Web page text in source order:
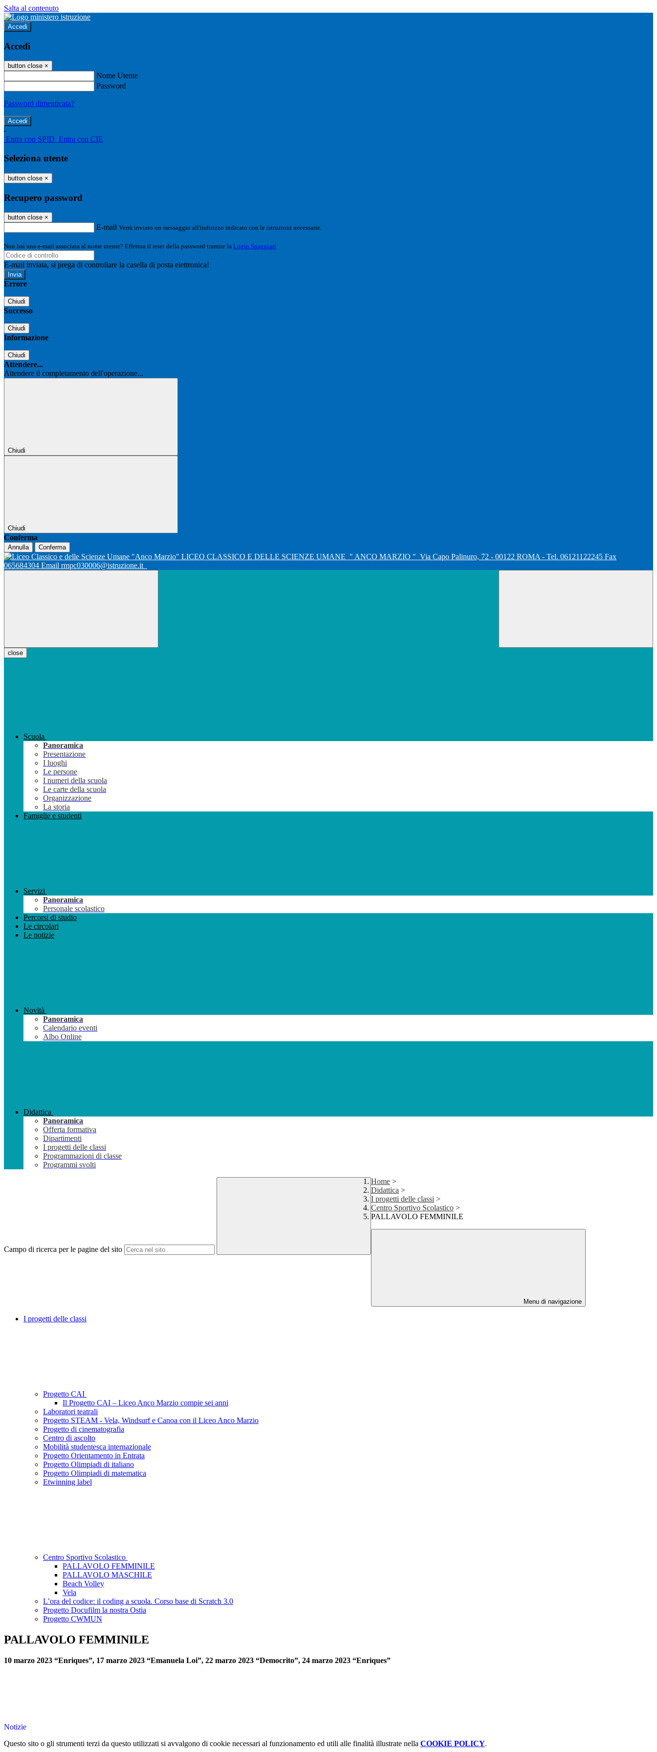
Salta al contenuto
Accedi
Accedi
button close ×
Nome Utente
Password
Password dimenticata?
-
Entra con SPID Entra con CIE
Seleziona utente
button close ×
Recupero password
button close ×
E-mail Verrà inviato un messaggio all'indirizzo indicato con le istruzioni necessarie.
Non hai una e-mail associata al nome utente? Effettua il reset della password tramite la Login Spaggiari
E-mail inviata, si prega di controllare la casella di posta elettronica!
Errore
Chiudi
Successo
Chiudi
Informazione
Chiudi
Attendere...
Attendere il completamento dell'operazione...
Chiudi
Chiudi
Conferma
Annulla Conferma
LICEO CLASSICO E DELLE SCIENZE UMANE " ANCO MARZIO " Via Capo Palinuro, 72 - 00122 ROMA - Tel. 06121122245 Fax
065684304 Email rmpc030006@istruzione.it
close
Scuola
Panoramica
Presentazione
I luoghi
Le persone
I numeri della scuola
Le carte della scuola
Organizzazione
La storia
Famiglie e studenti
Servizi
Panoramica
Personale scolastico
Percorsi di studio
Le circolari
Le notizie
Novità
Panoramica
Calendario eventi
Albo Online
Didattica
Panoramica
Offerta formativa
Dipartimenti
I progetti delle classi
Programmazioni di classe
Programmi svolti
Campo di ricerca per le pagine del sito
Home >
Didattica >
I progetti delle classi >
Centro Sportivo Scolastico >
PALLAVOLO FEMMINILE
Menu di navigazione
I progetti delle classi
Progetto CAI
Il Progetto CAI – Liceo Anco Marzio compie sei anni
Laboratori teatrali
Progetto STEAM - Vela, Windsurf e Canoa con il Liceo Anco Marzio
Progetto di cinematografia
Centro di ascolto
Mobilità studentesca internazionale
Progetto Orientamento in Entrata
Progetto Olimpiadi di italiano
Progetto Olimpiadi di matematica
Etwinning label
Centro Sportivo Scolastico
PALLAVOLO FEMMINILE
PALLAVOLO MASCHILE
Beach Volley
Vela
L’ora del codice: il coding a scuola. Corso base di Scratch 3.0
Progetto Docufilm la nostra Ostia
Progetto CWMUN
PALLAVOLO FEMMINILE
10 marzo 2023 “Enriques”, 17 marzo 2023 “Emanuela Loi”, 22 marzo 2023 “Democrito”, 24 marzo 2023 “Enriques”
Notizie
Questo sito o gli strumenti terzi da questo utilizzati si avvalgono di cookie necessari al funzionamento ed utili alle finalità illustrate nella COOKIE POLICY.